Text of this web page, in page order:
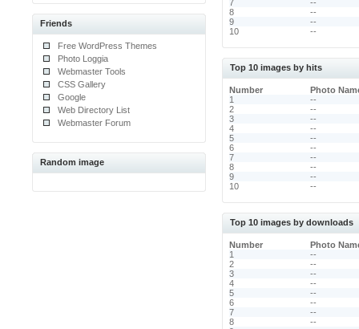
Friends
Free WordPress Themes
Photo Loggia
Webmaster Tools
CSS Gallery
Google
Web Directory List
Webmaster Forum
Random image
7
--
8
--
9
--
10
--
Top 10 images by hits
Number Photo
1
--
2
--
3
--
4
--
5
--
6
--
7
--
8
--
9
--
10
--
Top 10 images by downloads
Number Photo
1
--
2
--
3
--
4
--
5
--
6
--
7
--
8
--